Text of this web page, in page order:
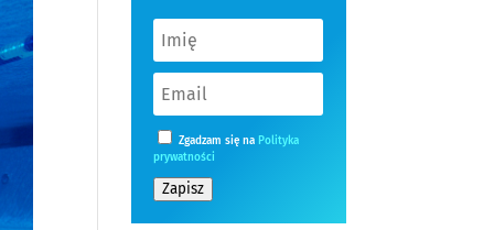
Zgadzam się na Polityka
prywatności
Zapisz